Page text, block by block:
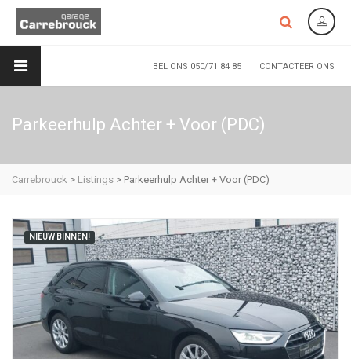
BEL ONS 050/71 84 85 CONTACTEER ONS
Parkeerhulp Achter + Voor (PDC)
Carrebrouck > Listings > Parkeerhulp Achter + Voor (PDC)
NIEUW BINNEN!